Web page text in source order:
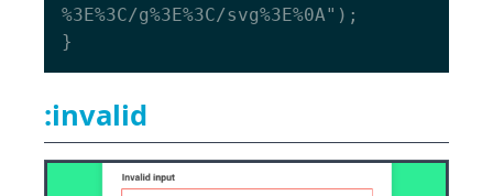
%3E%3C/g%3E%3C/svg%3E%0A");
:invalid